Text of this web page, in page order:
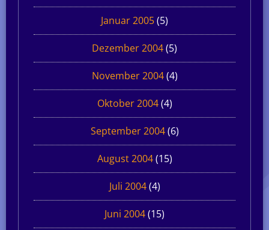
Januar 2005(5)
Dezember 2004(5)
November 2004(4)
Oktober 2004(4)
September 2004(6)
August 2004(15)
Juli 2004(4)
Juni 2004(15)